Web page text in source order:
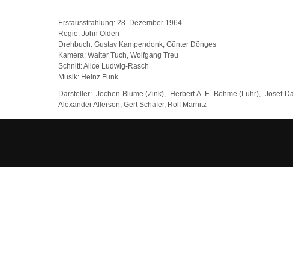
Erstausstrahlung: 28. Dezember 1964
Regie: John Olden
Drehbuch: Gustav Kampendonk, Günter Dönges
Kamera: Walter Tuch, Wolfgang Treu
Schnitt: Alice Ludwig-Rasch
Musik: Heinz Funk
Darsteller: Jochen Blume (Zink), Herbert A. E. Böhme (Lühr), Josef
Alexander Allerson, Gert Schäfer, Rolf Marnitz